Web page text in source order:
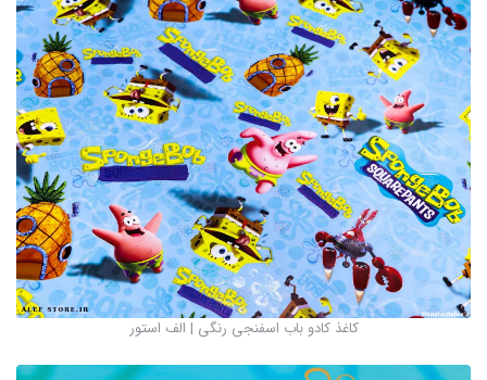
کاغذ کادو باب اسفنجی رنگی | الف استور